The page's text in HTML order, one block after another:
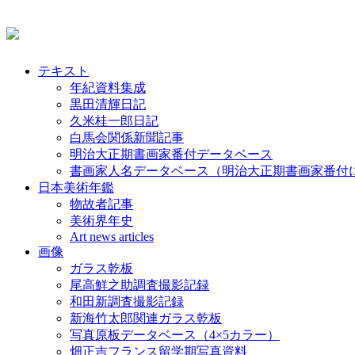
テキスト
年紀資料集成
黒田清輝日記
久米桂一郎日記
白馬会関係新聞記事
明治大正期書画家番付データベース
書画家人名データベース（明治大正期書画家番付
日本美術年鑑
物故者記事
美術界年史
Art news articles
画像
ガラス乾板
尾高鮮之助調査撮影記録
和田新調査撮影記録
新海竹太郎関連ガラス乾板
写真原板データベース（4×5カラー）
畑正吉フランス留学期写真資料